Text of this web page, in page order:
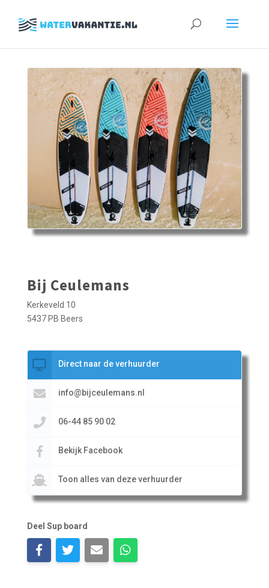
Zoeken
Bij Ceulemans
Kerkeveld 10
5437 PB Beers
Direct naar de verhuurder
info@bijceulemans.nl
06-44 85 90 02
Bekijk Facebook
Toon alles van deze verhuurder
Deel Sup board